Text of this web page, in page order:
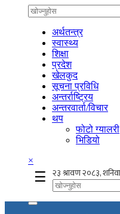
अर्थतन्त्र
स्वास्थ्य
शिक्षा
प्रदेश
खेलकुद
सूचना प्रविधि
अन्तर्राष्ट्रिय
अन्तरवार्ता/विचार
थप
फोटो ग्यालरी
भिडियो
×
☰